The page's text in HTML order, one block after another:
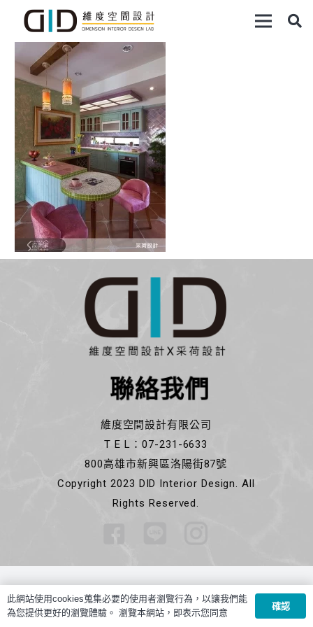
聯絡我們
維度空間設計有限公司
T E L：07-231-6633
800高雄市新興區洛陽街87號
Copyright 2023 DID Interior Design. All
Rights Reserved.
此網站使用cookies蒐集必要的使用者瀏覽行為，以讓我們能
為您提供更好的瀏覽體驗。 瀏覽本網站，即表示您同意
確認